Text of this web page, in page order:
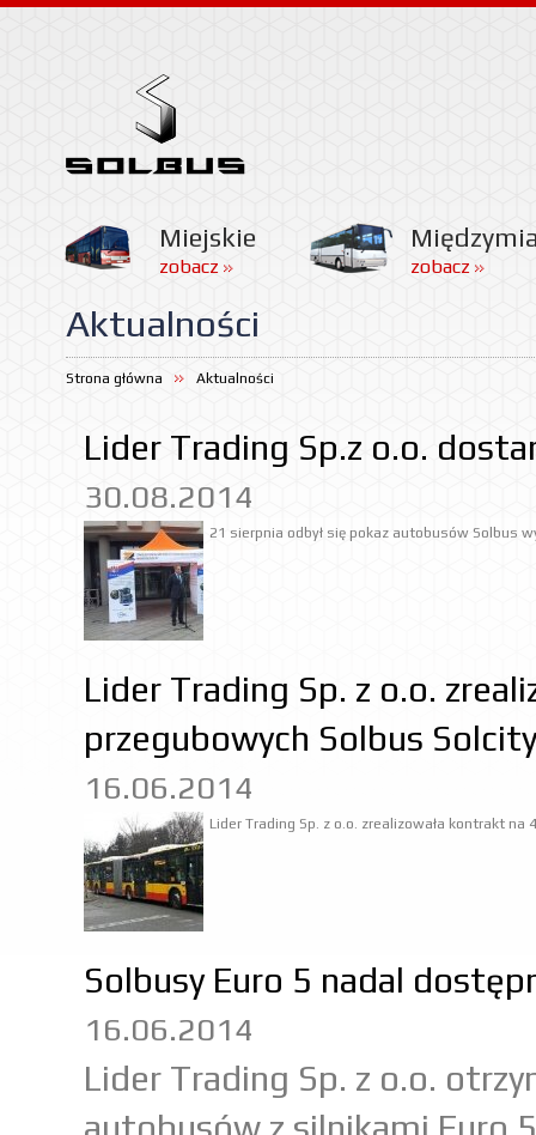
Miejskie
zobacz zobacz
Aktualności
Strona główna Aktualności
Lider Trading Sp.z o.o.
30.08.2014
21 sierpnia odbył się pokaz autobusów Solbus
Lider Trading Sp. z o.o.
przegubowych Solbus
16.06.2014
Lider Trading Sp. z o.o. zrealizowała kontrakt
Solbusy Euro 5 nadal
16.06.2014
Lider Trading Sp. z o.o.